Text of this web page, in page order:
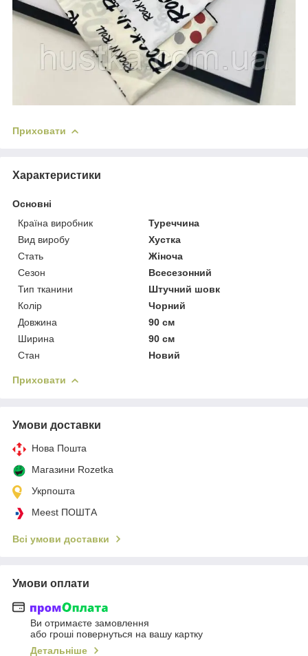
Приховати
Характеристики
Основні
Країна виробник
Туреччина
Вид виробу
Хустка
Стать
Жіноча
Сезон
Всесезонний
Тип тканини
Штучний шовк
Колір
Чорний
Довжина
90 см
Ширина
90 см
Стан
Новий
Приховати
Умови доставки
Нова Пошта
Магазини Rozetka
Укрпошта
Meest ПОШТА
Всі умови доставки
Умови оплати
Ви отримаєте замовлення
або гроші повернуться на вашу картку
Детальніше